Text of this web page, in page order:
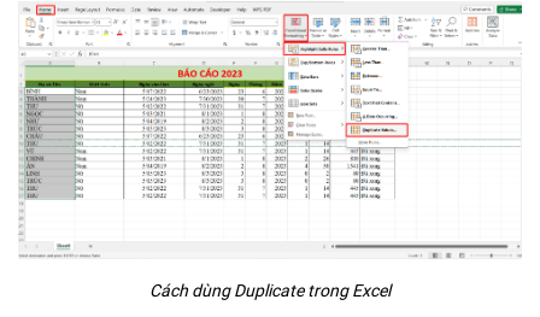
Cách dùng Duplicate trong Excel